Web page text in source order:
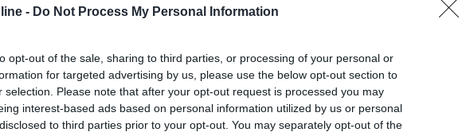
- Do Not Process My Personal Information
opt-out of the sale, sharing to third parties, or processing of your personal or
for targeted advertising by us, please use the below opt-out section to
selection. Please note that after your opt-out request is processed you may
interest-based ads based on personal information utilized by us or personal
to third parties prior to your opt-out. You may separately opt-out of the